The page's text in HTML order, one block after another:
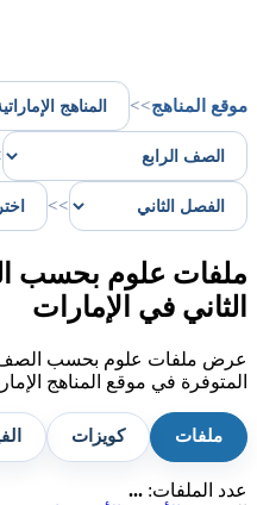
موقع المناهج>>
>>
ملفات علوم بحسب
الثاني في الإمارات
عرض ملفات علوم بحسب الصف
المتوفرة في موقع المناهج
ملفات كويزات
عدد الملفات: ...